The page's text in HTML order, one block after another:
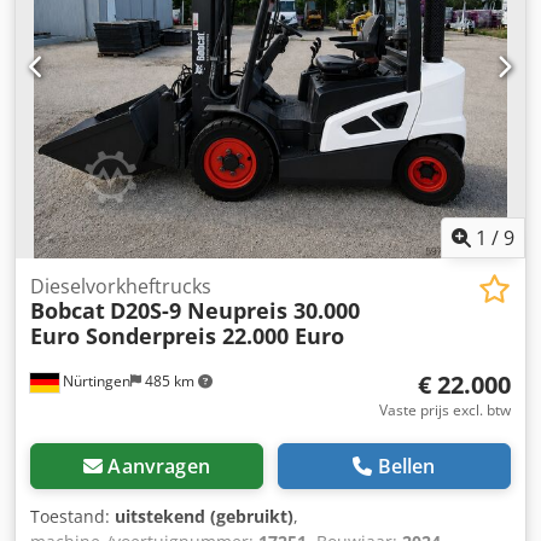
Radio/Bluetooth - Draaifunctie - Schuifblad - Verwarmde
stoel - Twee snelheden = Opmerkingen = Aandrijflijn
Emissieniveau: Stage V / Tier IV final Algemeen
Productieland: Zuid-Korea
1 /9
Nürtingen 485 km
Dieselvorkheftrucks
Bobcat D20S-9 Neupreis 30.000
Euro Sonderpreis 22.000 Euro
€ 22.000
Vaste prijs excl. btw
Aanvragen Bellen
Toestand: uitstekend (gebruikt),